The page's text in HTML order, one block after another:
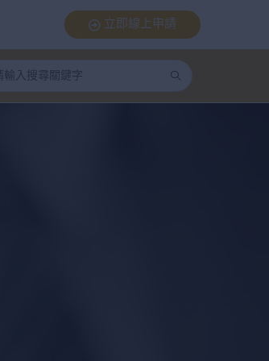
立即線上申請